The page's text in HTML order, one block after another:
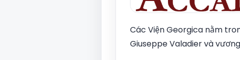
Các Viện Georgica nằm
Giuseppe Valadier và